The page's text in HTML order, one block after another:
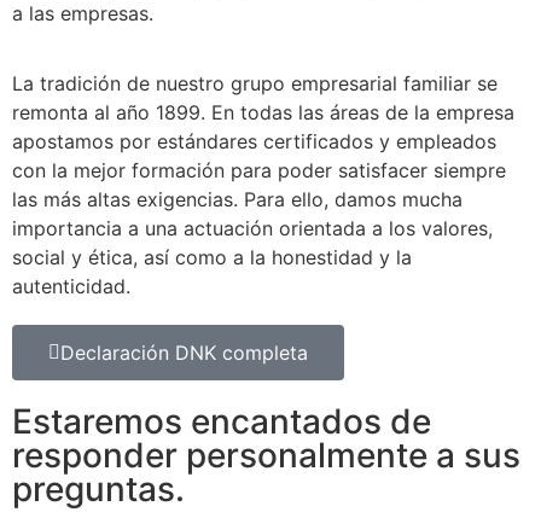
a las empresas.
La tradición de nuestro grupo empresarial familiar se
remonta al año 1899. En todas las áreas de la empresa
apostamos por estándares certificados y empleados
con la mejor formación para poder satisfacer siempre
las más altas exigencias. Para ello, damos mucha
importancia a una actuación orientada a los valores,
social y ética, así como a la honestidad y la
autenticidad.
Declaración DNK completa
Estaremos encantados de
responder personalmente a sus
preguntas.